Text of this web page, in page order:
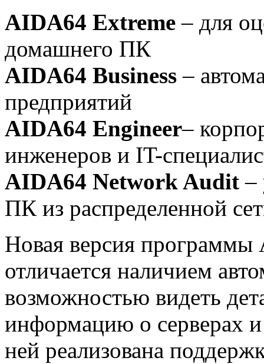
AIDA64 Extreme – для
домашнего ПК
AIDA64 Business –
предприятий
AIDA64 Engineer–
инженеров и IT-
AIDA64 Network Audit –
ПК из распределенной
Новая версия
отличается наличием
возможностью видеть
информацию о серверах
ней реализована